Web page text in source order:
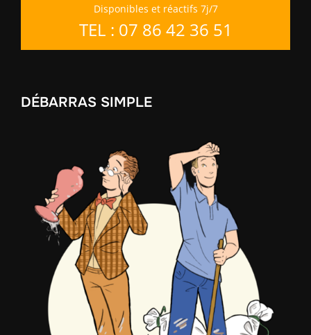
Disponibles et réactifs 7j/7
TEL : 07 86 42 36 51
DÉBARRAS SIMPLE